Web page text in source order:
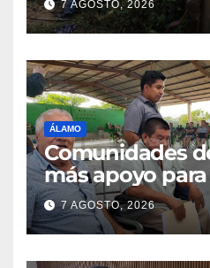
7 AGOSTO, 2026
ÁLAMO
Comunidades
más apoyo
parcelas
7 AGOSTO, 2026